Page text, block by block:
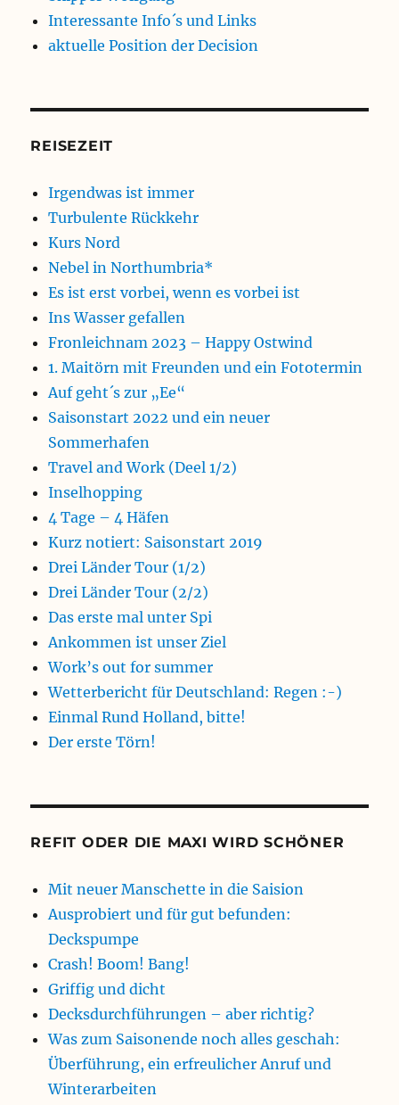
Interessante Info´s und Links
aktuelle Position der Decision
REISEZEIT
Irgendwas ist immer
Turbulente Rückkehr
Kurs Nord
Nebel in Northumbria*
Es ist erst vorbei, wenn es vorbei ist
Ins Wasser gefallen
Fronleichnam 2023 – Happy Ostwind
1. Maitörn mit Freunden und ein Fototermin
Auf geht´s zur „Ee“
Saisonstart 2022 und ein neuer
Sommerhafen
Travel and Work (Deel 1/2)
Inselhopping
4 Tage – 4 Häfen
Kurz notiert: Saisonstart 2019
Drei Länder Tour (1/2)
Drei Länder Tour (2/2)
Das erste mal unter Spi
Ankommen ist unser Ziel
Work’s out for summer
Wetterbericht für Deutschland: Regen :-)
Einmal Rund Holland, bitte!
Der erste Törn!
REFIT ODER DIE MAXI WIRD SCHÖNER
Mit neuer Manschette in die Saision
Ausprobiert und für gut befunden:
Deckspumpe
Crash! Boom! Bang!
Griffig und dicht
Decksdurchführungen – aber richtig?
Was zum Saisonende noch alles geschah:
Überführung, ein erfreulicher Anruf und
Winterarbeiten